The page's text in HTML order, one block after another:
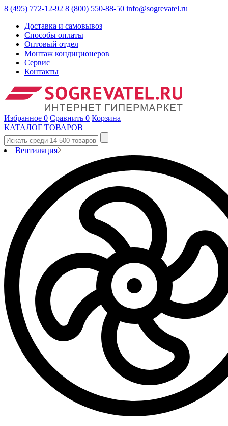
8 (495) 772-12-92 8 (800) 550-88-50 info@sogrevatel.ru
Доставка и самовывоз
Способы оплаты
Оптовый отдел
Монтаж кондиционеров
Сервис
Контакты
Избранное 0 Сравнить 0 Корзина
КАТАЛОГ ТОВАРОВ
Вентиляция